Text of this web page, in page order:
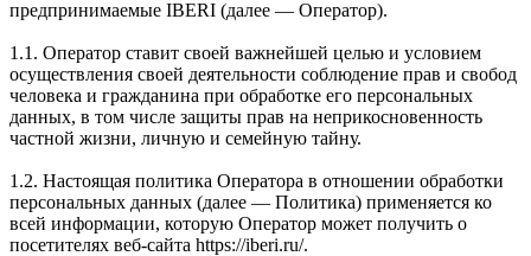
предпринимаемые IBERI (далее — Оператор).
1.1. Оператор ставит своей важнейшей целью и условием
осуществления своей деятельности соблюдение прав и свобод
человека и гражданина при обработке его персональных
данных, в том числе защиты прав на неприкосновенность
частной жизни, личную и семейную тайну.
1.2. Настоящая политика Оператора в отношении обработки
персональных данных (далее — Политика) применяется ко
всей информации, которую Оператор может получить о
посетителях веб-сайта https://iberi.ru/.